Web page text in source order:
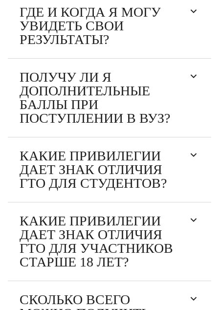
ГДЕ И КОГДА Я МОГУ
УВИДЕТЬ СВОИ
РЕЗУЛЬТАТЫ?
ПОЛУЧУ ЛИ Я
ДОПОЛНИТЕЛЬНЫЕ
БАЛЛЫ ПРИ
ПОСТУПЛЕНИИ В ВУЗ?
КАКИЕ ПРИВИЛЕГИИ
ДАЕТ ЗНАК ОТЛИЧИЯ
ГТО ДЛЯ СТУДЕНТОВ?
КАКИЕ ПРИВИЛЕГИИ
ДАЕТ ЗНАК ОТЛИЧИЯ
ГТО ДЛЯ УЧАСТНИКОВ
СТАРШЕ 18 ЛЕТ?
СКОЛЬКО ВСЕГО